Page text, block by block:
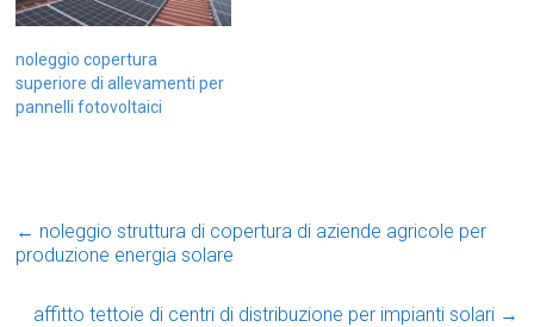
noleggio copertura
superiore di allevamenti per
pannelli fotovoltaici
← noleggio struttura di copertura di aziende agricole per
produzione energia solare
affitto tettoie di centri di distribuzione per impianti solari →